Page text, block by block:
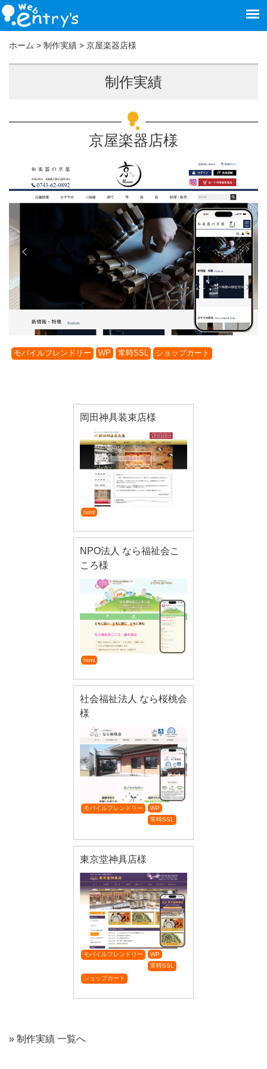
ホーム > 制作実績 > 京屋楽器店様
制作実績
京屋楽器店様
モバイルフレンドリー WP 常時SSL ショップカート
岡田神具装束店様
html
NPO法人 なら福祉会こ
ころ様
html
社会福祉法人 なら桜桃会
様
モバイルフレンドリー
WP
常時SSL
東京堂神具店様
モバイルフレンドリー
WP
常時SSL
ショップカート
» 制作実績 一覧へ